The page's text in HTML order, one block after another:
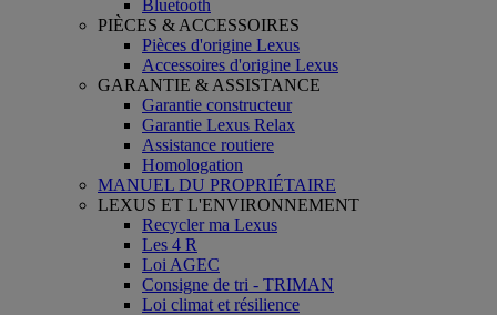
Bluetooth
PIÈCES & ACCESSOIRES
Pièces d'origine Lexus
Accessoires d'origine Lexus
GARANTIE & ASSISTANCE
Garantie constructeur
Garantie Lexus Relax
Assistance routiere
Homologation
MANUEL DU PROPRIÉTAIRE
LEXUS ET L'ENVIRONNEMENT
Recycler ma Lexus
Les 4 R
Loi AGEC
Consigne de tri - TRIMAN
Loi climat et résilience